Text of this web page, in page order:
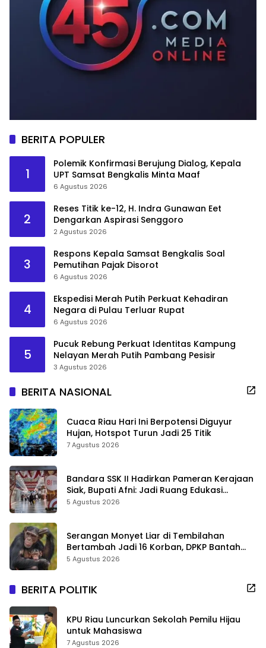
BERITA POPULER
1
Polemik Konfirmasi Berujung Dialog, Kepala
UPT Samsat Bengkalis Minta Maaf
6 Agustus 2026
2
Reses Titik ke-12, H. Indra Gunawan Eet
Dengarkan Aspirasi Senggoro
2 Agustus 2026
3
Respons Kepala Samsat Bengkalis Soal
Pemutihan Pajak Disorot
6 Agustus 2026
4
Ekspedisi Merah Putih Perkuat Kehadiran
Negara di Pulau Terluar Rupat
6 Agustus 2026
5
Pucuk Rebung Perkuat Identitas Kampung
Nelayan Merah Putih Pambang Pesisir
3 Agustus 2026
BERITA NASIONAL
Cuaca Riau Hari Ini Berpotensi Diguyur
Hujan, Hotspot Turun Jadi 25 Titik
7 Agustus 2026
Bandara SSK II Hadirkan Pameran Kerajaan
Siak, Bupati Afni: Jadi Ruang Edukasi
Sejarah Riau
5 Agustus 2026
Serangan Monyet Liar di Tembilahan
Bertambah Jadi 16 Korban, DPKP Bantah
Video Gerombolan Viral
5 Agustus 2026
BERITA POLITIK
KPU Riau Luncurkan Sekolah Pemilu Hijau
untuk Mahasiswa
7 Agustus 2026